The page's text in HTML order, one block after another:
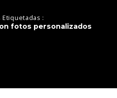
Etiquetadas :
fotos personalizados